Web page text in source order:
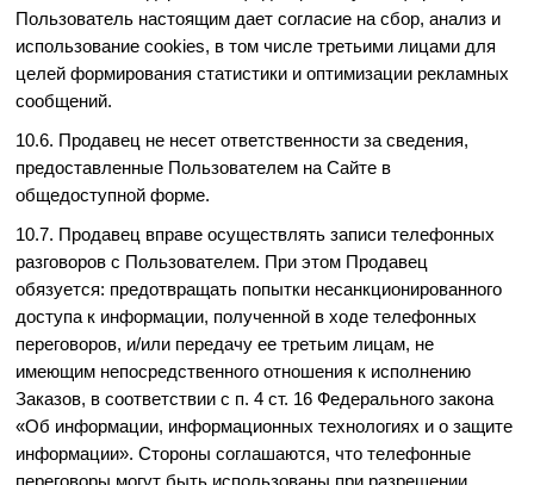
Пользователь настоящим дает согласие на сбор, анализ и
использование cookies, в том числе третьими лицами для
целей формирования статистики и оптимизации рекламных
сообщений.
10.6. Продавец не несет ответственности за сведения,
предоставленные Пользователем на Сайте в
общедоступной форме.
10.7. Продавец вправе осуществлять записи телефонных
разговоров с Пользователем. При этом Продавец
обязуется: предотвращать попытки несанкционированного
доступа к информации, полученной в ходе телефонных
переговоров, и/или передачу ее третьим лицам, не
имеющим непосредственного отношения к исполнению
Заказов, в соответствии с п. 4 ст. 16 Федерального закона
«Об информации, информационных технологиях и о защите
информации». Стороны соглашаются, что телефонные
переговоры могут быть использованы при разрешении